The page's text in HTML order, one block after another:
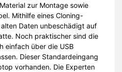
zur Montage sowie
Mithilfe eines Cloning-
Daten unbeschädigt auf
Noch praktischer sind die
einfach über die USB
Dieser Standardeingang
vorhanden. Die Experten